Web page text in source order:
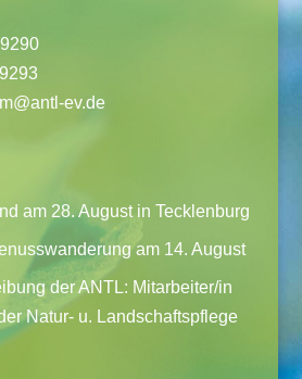
ev.de
am 28. August in Tecklenburg
am 14. August
der ANTL: Mitarbeiter/in
Natur- u. Landschaftspflege